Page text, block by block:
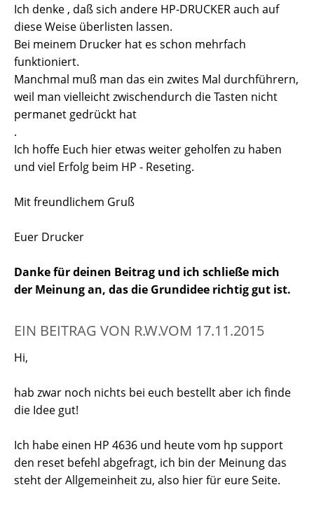
Ich denke , daß sich andere HP-DRUCKER auch auf
diese Weise überlisten lassen.
Bei meinem Drucker hat es schon mehrfach
funktioniert.
Manchmal muß man das ein zwites Mal durchführern,
weil man vielleicht zwischendurch die Tasten nicht
permanet gedrückt hat
.
Ich hoffe Euch hier etwas weiter geholfen zu haben
und viel Erfolg beim HP - Reseting.
Mit freundlichem Gruß
Euer Drucker
Danke für deinen Beitrag und ich schließe mich
der Meinung an, das die Grundidee richtig gut ist.
EIN BEITRAG VON R.W.VOM 17.11.2015
Hi,
hab zwar noch nichts bei euch bestellt aber ich finde
die Idee gut!
Ich habe einen HP 4636 und heute vom hp support
den reset befehl abgefragt, ich bin der Meinung das
steht der Allgemeinheit zu, also hier für eure Seite.